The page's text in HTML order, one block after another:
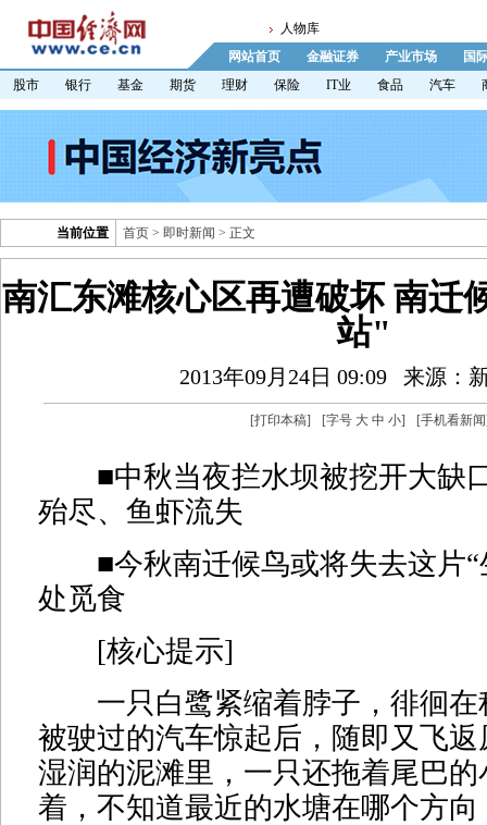
人物库
网站首页
金融证券 产业市场
国
股市
银行 基金 期货 理财 保险 IT业 食品 汽车
当前位置 首页 > 即时新闻 > 正文
南汇东滩核心区再遭破坏 南迁
站"
2013年09月24日 09:09 来源：
[打印本稿] [字号 大 中 小] [手机看新闻
■中秋当夜拦水坝被挖开大缺
殆尽、鱼虾流失
■今秋南迁候鸟或将失去这片“
处觅食
[核心提示]
一只白鹭紧缩着脖子，徘徊在
被驶过的汽车惊起后，随即又飞
湿润的泥滩里，一只还拖着尾巴
着，不知道最近的水塘在哪个方